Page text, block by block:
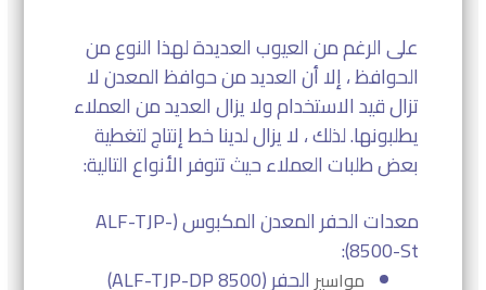
على الرغم من العيوب العديدة لهذا النوع من
الحوافظ ، إلا أن العديد من حوافظ المعدن لا
تزال قيد الاستخدام ولا يزال العديد من العملاء
يطلبونها. لذلك ، لا يزال لدينا خط إنتاج لتغطية
بعض طلبات العملاء حيث تتوفر الأنواع التالية:
معدات الحفر المعدن المكبوس (ALF-TJP-
8500-St):
مواسير الحفر (ALF-TJP-DP 8500)